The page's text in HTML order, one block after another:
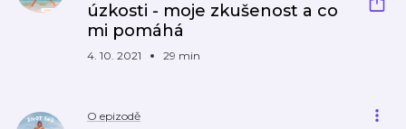
úzkosti - moje zkušenost a co
mi pomáhá
4. 10. 2021 29 min
O epizodě